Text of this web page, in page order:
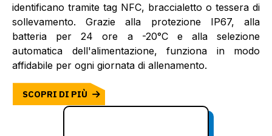
identificano tramite tag NFC, braccialetto o tessera di
sollevamento. Grazie alla protezione IP67, alla
batteria per 24 ore a -20°C e alla selezione
automatica dell'alimentazione, funziona in modo
affidabile per ogni giornata di allenamento.
SCOPRI DI PIÙ